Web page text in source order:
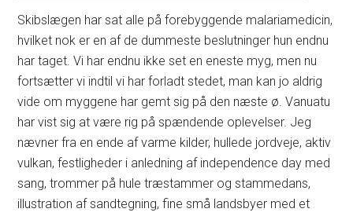
Skibslægen har sat alle på forebyggende malariamedicin,
hvilket nok er en af de dummeste beslutninger hun endnu
har taget. Vi har endnu ikke set en eneste myg, men nu
fortsætter vi indtil vi har forladt stedet, man kan jo aldrig
vide om myggene har gemt sig på den næste ø. Vanuatu
har vist sig at være rig på spændende oplevelser. Jeg
nævner fra en ende af varme kilder, hullede jordveje, aktiv
vulkan, festligheder i anledning af independence day med
sang, trommer på hule træstammer og stammedans,
illustration af sandtegning, fine små landsbyer med et